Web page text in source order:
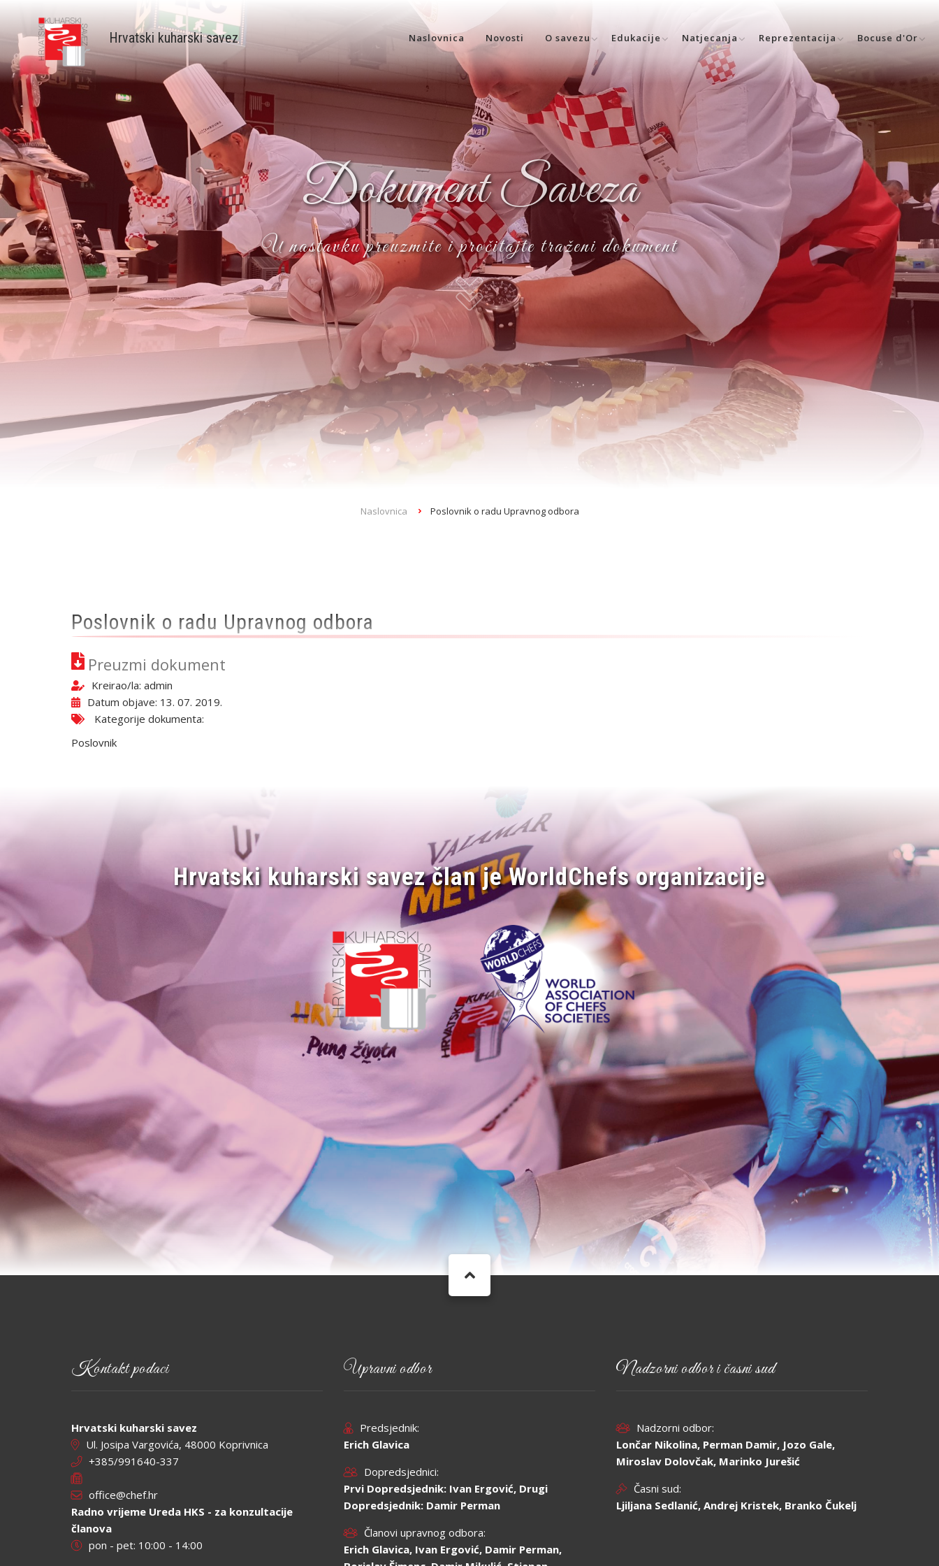
main
content
Hrvatski kuharski savez Naslovnica Novosti O savezu Edukacije Natjecanja Reprezentacija Bocuse d'Or
Dokument Saveza
U nastavku preuzmite i pročitajte traženi dokument
Naslovnica Poslovnik o radu Upravnog odbora
Poslovnik o radu Upravnog odbora
Preuzmi dokument
Kreirao/la: admin
Datum objave: 13. 07. 2019.
Kategorije dokumenta:
Poslovnik
Hrvatski kuharski savez član je WorldChefs organizacije
Kontakt podaci
Hrvatski kuharski savez
Ul. Josipa Vargovića, 48000 Koprivnica
+385/991640-337
office@chef.hr
Radno vrijeme Ureda HKS - za konzultacije
članova
pon - pet: 10:00 - 14:00
Upravni odbor
Predsjednik:
Erich Glavica
Dopredsjednici:
Prvi Dopredsjednik: Ivan Ergović, Drugi
Dopredsjednik: Damir Perman
Članovi upravnog odbora:
Erich Glavica, Ivan Ergović, Damir Perman,
Nadzorni odbor i časni sud
Nadzorni odbor:
Lončar Nikolina, Perman Damir, Jozo Gale,
Miroslav Dolovčak, Marinko Jurešić
Časni sud:
Ljiljana Sedlanić, Andrej Kristek, Branko Čukelj